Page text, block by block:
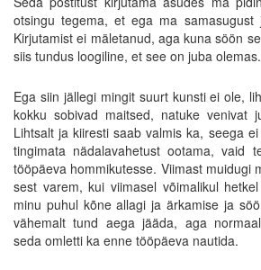
otsingu tegema, et ega ma samasugust
Kirjutamist ei mäletanud, aga kuna söön
siis tundus loogiline, et see on juba
Ega siin jällegi mingit suurt kunsti ei ole,
kokku sobivad maitsed, natuke venivat
Lihtsalt ja kiiresti saab valmis ka, seega
tingimata nädalavahetust ootama, vaid
tööpäeva hommikutesse. Viimast muidugi
sest varem, kui viimasel võimalikul
minu puhul kõne allagi ja ärkamise ja
vähemalt tund aega jääda, aga
seda omletti ka enne tööpäeva nautida.